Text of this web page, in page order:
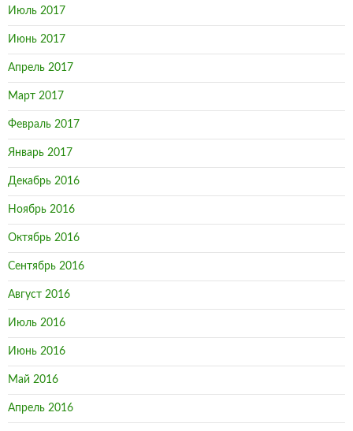
Июль 2017
Июнь 2017
Апрель 2017
Март 2017
Февраль 2017
Январь 2017
Декабрь 2016
Ноябрь 2016
Октябрь 2016
Сентябрь 2016
Август 2016
Июль 2016
Июнь 2016
Май 2016
Апрель 2016